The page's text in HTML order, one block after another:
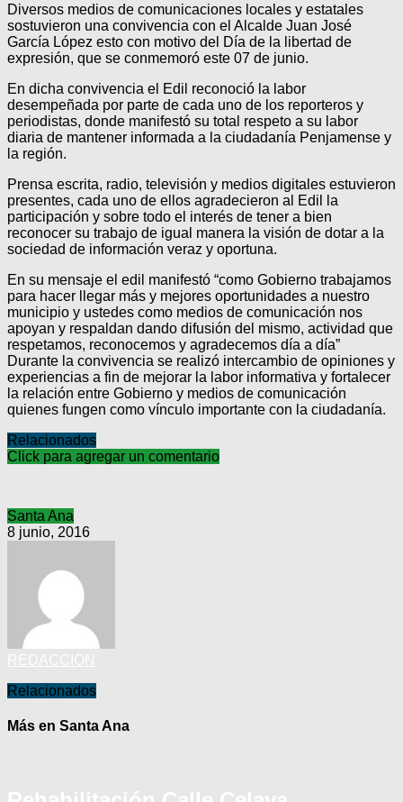
Diversos medios de comunicaciones locales y estatales
sostuvieron una convivencia con el Alcalde Juan José
García López esto con motivo del Día de la libertad de
expresión, que se conmemoró este 07 de junio.
En dicha convivencia el Edil reconoció la labor
desempeñada por parte de cada uno de los reporteros y
periodistas, donde manifestó su total respeto a su labor
diaria de mantener informada a la ciudadanía Penjamense y
la región.
Prensa escrita, radio, televisión y medios digitales estuvieron
presentes, cada uno de ellos agradecieron al Edil la
participación y sobre todo el interés de tener a bien
reconocer su trabajo de igual manera la visión de dotar a la
sociedad de información veraz y oportuna.
En su mensaje el edil manifestó “como Gobierno trabajamos
para hacer llegar más y mejores oportunidades a nuestro
municipio y ustedes como medios de comunicación nos
apoyan y respaldan dando difusión del mismo, actividad que
respetamos, reconocemos y agradecemos día a día”
Durante la convivencia se realizó intercambio de opiniones y
experiencias a fin de mejorar la labor informativa y fortalecer
la relación entre Gobierno y medios de comunicación
quienes fungen como vínculo importante con la ciudadanía.
Relacionados
Click para agregar un comentario
Santa Ana
8 junio, 2016
Relacionados
Más en Santa Ana